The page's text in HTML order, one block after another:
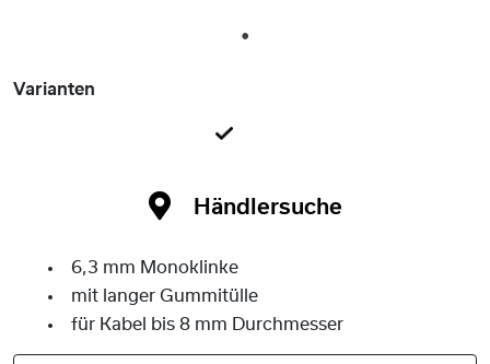
1
Varianten
Händlersuche
6,3 mm Monoklinke
mit langer Gummitülle
für Kabel bis 8 mm Durchmesser